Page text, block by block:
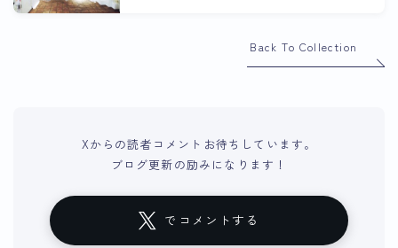
Back To Collection
Xからの読者コメントお待ちしています。
ブログ更新の励みになります！
でコメントする